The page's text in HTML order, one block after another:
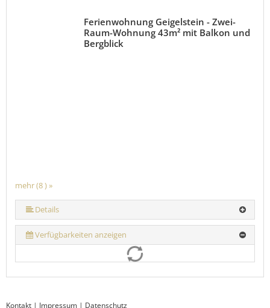
mehr (8 ) »
mehr (8 ) »
mehr (8 ) »
mehr (8 ) »
mehr (8 ) »
Ferienwohnung Geigelstein - Zwei-
Raum-Wohnung 43m² mit Balkon und
Bergblick
Details
Verfügbarkeiten anzeigen
Kontakt | Impressum | Datenschutz